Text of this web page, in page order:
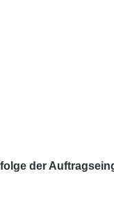
der